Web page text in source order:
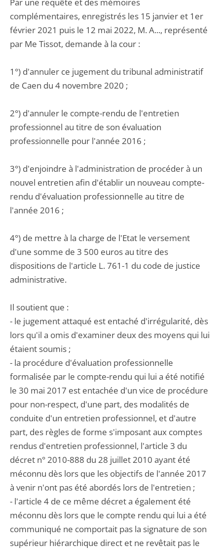
complémentaires, enregistrés les 15 janvier et 1er
février 2021 puis le 12 mai 2022, M. A..., représenté
par Me Tissot, demande à la cour :
1°) d'annuler ce jugement du tribunal administratif
de Caen du 4 novembre 2020 ;
2°) d'annuler le compte-rendu de l'entretien
professionnel au titre de son évaluation
professionnelle pour l'année 2016 ;
3°) d'enjoindre à l'administration de procéder à un
nouvel entretien afin d'établir un nouveau compte-
rendu d'évaluation professionnelle au titre de
l'année 2016 ;
4°) de mettre à la charge de l'Etat le versement
d'une somme de 3 500 euros au titre des
dispositions de l'article L. 761-1 du code de justice
administrative.
Il soutient que :
- le jugement attaqué est entaché d'irrégularité, dès
lors qu'il a omis d'examiner deux des moyens qui lui
étaient soumis ;
- la procédure d'évaluation professionnelle
formalisée par le compte-rendu qui lui a été notifié
le 30 mai 2017 est entachée d'un vice de procédure
pour non-respect, d'une part, des modalités de
conduite d'un entretien professionnel, et d'autre
part, des règles de forme s'imposant aux comptes
rendus d'entretien professionnel, l'article 3 du
décret n° 2010-888 du 28 juillet 2010 ayant été
méconnu dès lors que les objectifs de l'année 2017
à venir n'ont pas été abordés lors de l'entretien ;
- l'article 4 de ce même décret a également été
méconnu dès lors que le compte rendu qui lui a été
communiqué ne comportait pas la signature de son
supérieur hiérarchique direct et ne revêtait pas le